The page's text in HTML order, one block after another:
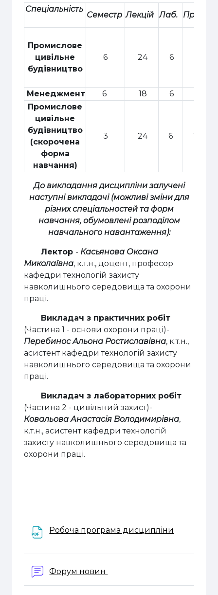
Спеціальність
Семестр Лекцій Лаб. Практ.
Промислове
цивільне
будівництво
6 24 6
Менеджмент 6 18 6
Промислове
цивільне
будівництво
(скорочена
форма
навчання)
3 24 6 10
До викладання дисципліни залучені
наступні викладачі (можливі зміни для
різних спеціальностей та форм
навчання, обумовлені розподілом
навчального навантаження):
Лектор - Касьянова Оксана
Миколаївна, к.т.н., доцент, професор
кафедри технологій захисту
навколишнього середовища та охорони
праці.
Викладач з практичних робіт
(Частина 1 - основи охорони праці)-
Перебинос Альона Ростиславівна, к.т.н.,
асистент кафедри технологій захисту
навколишнього середовища та охорони
праці.
Викладач з лабораторних робіт
(Частина 2 - цивільний захист)-
Ковальова Анастасія Володимирівна,
к.т.н., асистент кафедри технологій
захисту навколишнього середовища та
охорони праці.
Робоча програма дисципліни
Форум новин